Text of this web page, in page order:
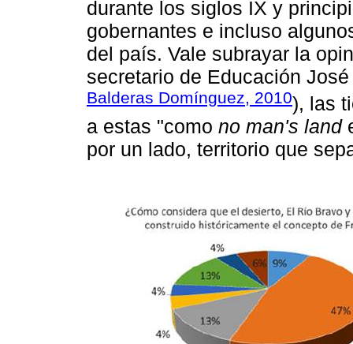
durante los siglos IX y
gobernantes e incluso
del país. Vale subrayar la
secretario de Educación
Balderas Domínguez, 2010), las
a estas "como no man's land
por un lado, territorio que